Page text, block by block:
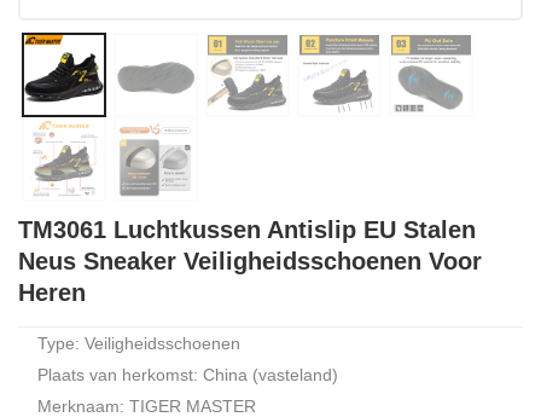
TM3061 Luchtkussen Antislip EU Stalen
Neus Sneaker Veiligheidsschoenen Voor
Heren
Type: Veiligheidsschoenen
Plaats van herkomst: China (vasteland)
Merknaam: TIGER MASTER